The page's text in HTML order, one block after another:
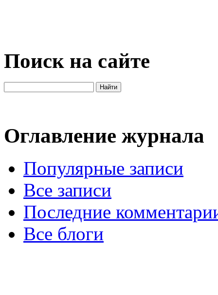
Поиск на сайте
Оглавление журнала
Популярные записи
Все записи
Последние
Все блоги